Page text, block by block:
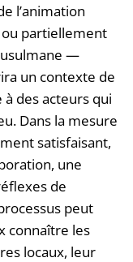
l’animation
ou partiellement
—
un contexte de
des acteurs qui
Dans la mesure
satisfaisant,
une
de
peut
connaître les
locaux, leur